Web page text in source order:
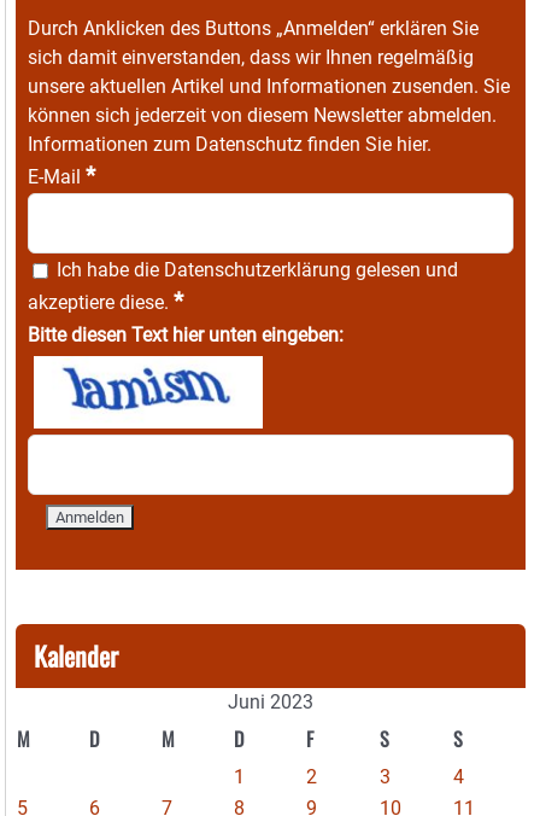
Durch Anklicken des Buttons „Anmelden“ erklären Sie
sich damit einverstanden, dass wir Ihnen regelmäßig
unsere aktuellen Artikel und Informationen zusenden. Sie
können sich jederzeit von diesem Newsletter abmelden.
Informationen zum Datenschutz finden Sie hier.
E-Mail *
Ich habe die Datenschutzerklärung gelesen und
akzeptiere diese. *
Bitte diesen Text hier unten eingeben:
Kalender
Juni 2023
M D M D F S S
1 2 3
4
5
6 7 8 9 10 11